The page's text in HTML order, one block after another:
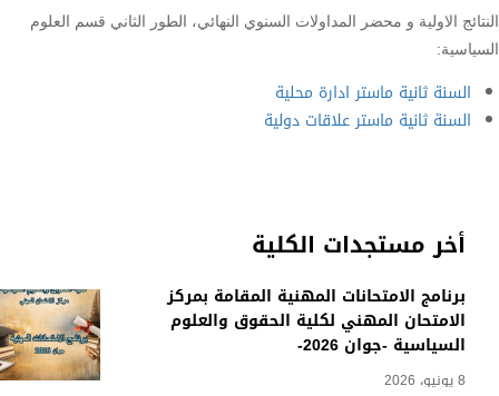
أخر مستجدات الكلية
برنامج الامتحانات المهنية المقامة بمركز
الامتحان المهني لكلية الحقوق والعلوم
السياسية -جوان 2026-
8 يونيو، 2026
النتائج الاولية و محضر المداولات السنوي النهائي، الطور الثاني قسم العلوم
السياسية:
السنة ثانية ماستر ادارة محلية
السنة ثانية ماستر علاقات دولية